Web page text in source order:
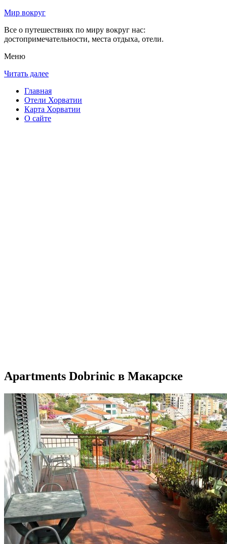
Мир вокруг
Все о путешествиях по миру вокруг нас:
достопримечательности, места отдыха, отели.
Меню
Читать далее
Главная
Отели Хорватии
Карта Хорватии
О сайте
Apartments Dobrinic в Макарске